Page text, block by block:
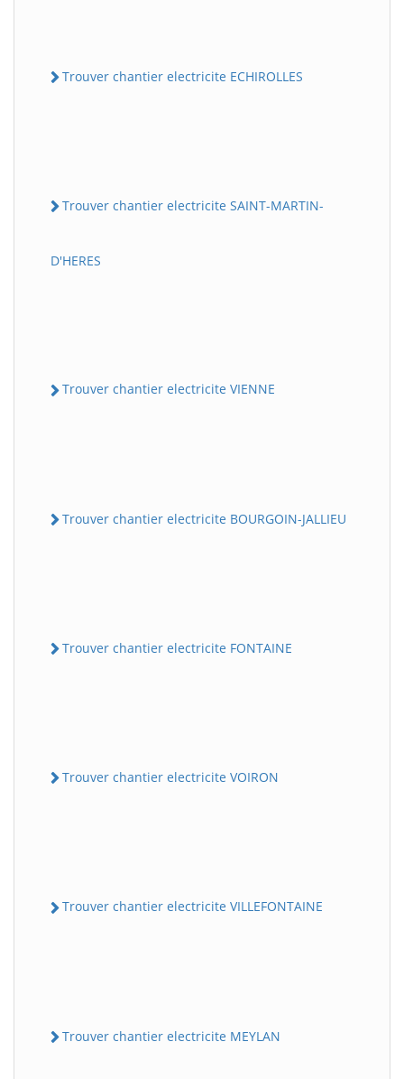
Trouver chantier electricite ECHIROLLES
Trouver chantier electricite SAINT-MARTIN-
D'HERES
Trouver chantier electricite VIENNE
Trouver chantier electricite BOURGOIN-JALLIEU
Trouver chantier electricite FONTAINE
Trouver chantier electricite VOIRON
Trouver chantier electricite VILLEFONTAINE
Trouver chantier electricite MEYLAN